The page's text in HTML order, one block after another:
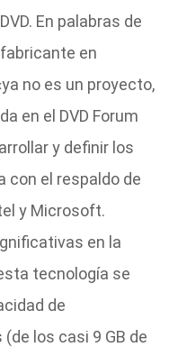
En palabras de
en
no es un proyecto,
en el DVD Forum
y definir los
con el respaldo de
y Microsoft.
en la
tecnología se
de
los casi 9 GB de